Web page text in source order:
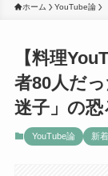
ホーム YouTube論
【料理
者80人だ
迷子」の
YouTube論 新